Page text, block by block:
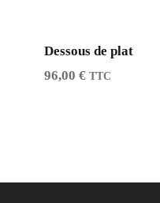
Dessous de plat
96,00€ TTC